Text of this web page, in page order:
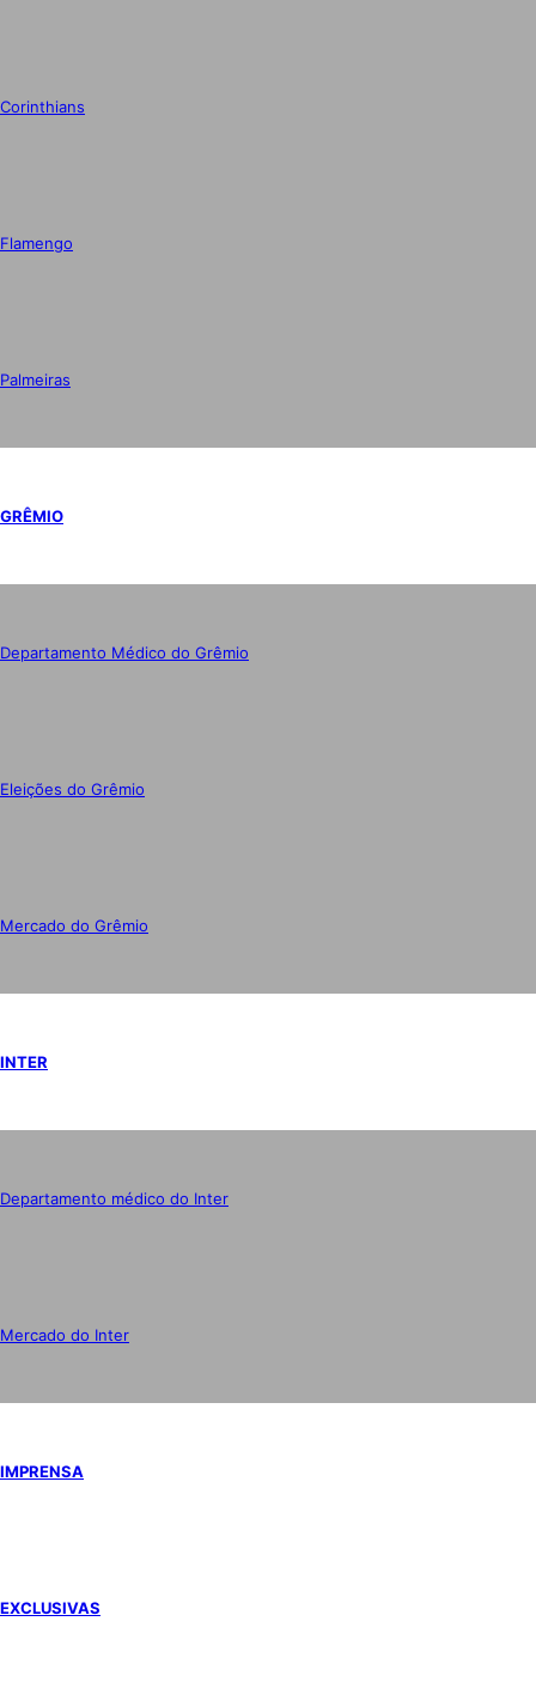
Corinthians
Flamengo
Palmeiras
GRÊMIO
Departamento Médico do Grêmio
Eleições do Grêmio
Mercado do Grêmio
INTER
Departamento médico do Inter
Mercado do Inter
IMPRENSA
EXCLUSIVAS